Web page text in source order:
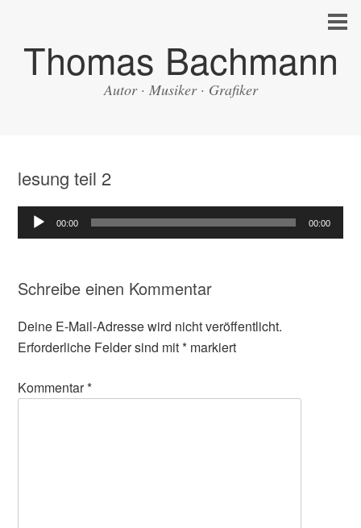
Thomas Bachmann
Autor · Musiker · Grafiker
lesung teil 2
Audio-
Player
00:00 00:00
Schreibe einen Kommentar
Deine E-Mail-Adresse wird nicht veröffentlicht.
Erforderliche Felder sind mit* markiert
Kommentar*